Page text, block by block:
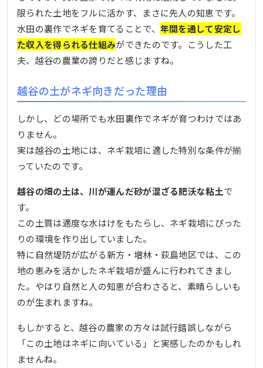
限られた土地をフルに活かす、まさに先人の知恵です。
水田の裏作でネギを育てることで、 年間を通して安定し
た収入を得られる仕組みができたのです。こうした工
夫、越谷の農業の誇りだと感じますね。
越谷の土がネギ向きだった理由
しかし、どの場所でも水田裏作でネギが育つわけではあ
りません。
実は越谷の土地には、ネギ栽培に適した特別な条件が揃
っていたのです。
越谷の畑の土は、川が運んだ砂が混ざる肥沃な粘土で
す。
この土質は適度な水はけをもたらし、ネギ栽培にぴった
りの環境を作り出していました。
特に自然堤防が広がる新方・増林・荻島地区では、この
地の恵みを活かしたネギ栽培が盛んに行われてきまし
た。やはり自然と人の知恵が合わさると、素晴らしいも
のが生まれますね。
もしかすると、越谷の農家の方々は試行錯誤しながら
「この土地はネギに向いている」と実感したのかもしれ
ませんね。